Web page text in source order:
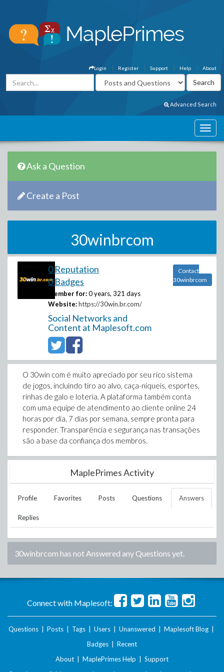
About
Help
Support
Register
Login
Advanced Search
Ask a Question
Create a Post
30winbrcom
0 Reputation
0 Badges
Member for: 0 years, 321 days
Website: https://30win.br.com/
Social Networks and
Content at Maplesoft.com
Contact
30winbrcom
O 30win com é muito apreciado por seu rico sistema
de jogos, incluindo tiro ao alvo, caça-níqueis, esportes,
rinhas de galo e loteria. A plataforma também conta
com uma equipe de atendimento ao cliente online 24
horas por dia, 7 dias por semana, sempre pronta para
responder. Transparência e segurança nas transações
são a base da confiança dos membros.
MaplePrimes Activity
Profile Favorites Posts Questions Answers
Replies
30winbrcom has not Answered any Questions yet.
Connect with Maplesoft:
Questions Posts Tags Users Unanswered Maplesoft Blog
Badges
Recent
About
MaplePrimes Help Support